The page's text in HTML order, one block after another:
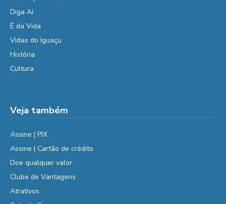
Diga Aí
É da Vida
Vidas do Iguaçu
História
Cultura
Veja também
Assine | PIX
Assine | Cartão de crédito
Doe qualquer valor
Clube de Vantagens
Atrativos